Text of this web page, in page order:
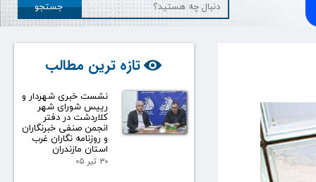
جستجو
تازه ترین مطالب
نشست خبری شهردار و
رییس شورای شهر
کلاردشت در دفتر
انجمن صنفی خبرنگاران
و روزنامه نگاران غرب
استان مازندران
۳۰ تیر ۰۵